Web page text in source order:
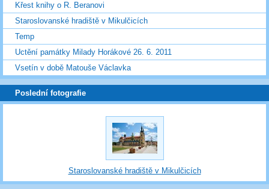
Křest knihy o R. Beranovi
Staroslovanské hradiště v Mikulčicích
Temp
Uctění památky Milady Horákové 26. 6. 2011
Vsetín v době Matouše Václavka
Poslední fotografie
Staroslovanské hradiště v Mikulčicích